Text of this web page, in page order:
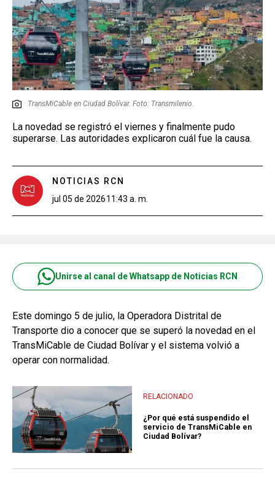
TransMiCable en Ciudad Bolívar. Foto: Transmilenio.
La novedad se registró el viernes y finalmente pudo
superarse. Las autoridades explicaron cuál fue la causa.
NOTICIAS RCN
jul 05 de 202611:43 a. m.
Unirse al canal de Whatsapp de Noticias RCN
Este domingo 5 de julio, la Operadora Distrital de
Transporte dio a conocer que se superó la novedad en el
TransMiCable de Ciudad Bolívar y el sistema volvió a
operar con normalidad.
RELACIONADO
¿Por qué está suspendido el
servicio de TransMiCable en
Ciudad Bolívar?